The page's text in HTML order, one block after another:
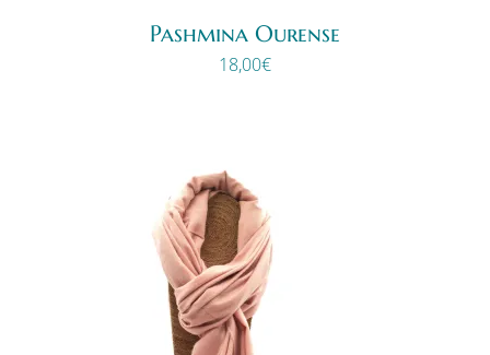
Pashmina Ourense
18,00€